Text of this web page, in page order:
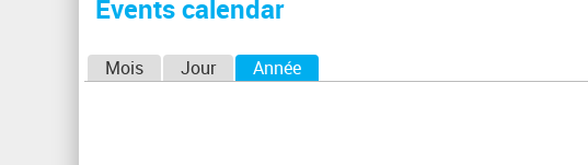
ici
Events calendar
Mois Jour Année